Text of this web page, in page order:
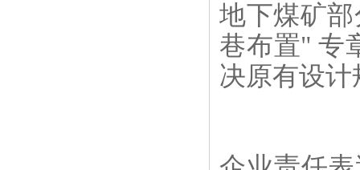
地下煤矿
巷布置" 专
决原有设